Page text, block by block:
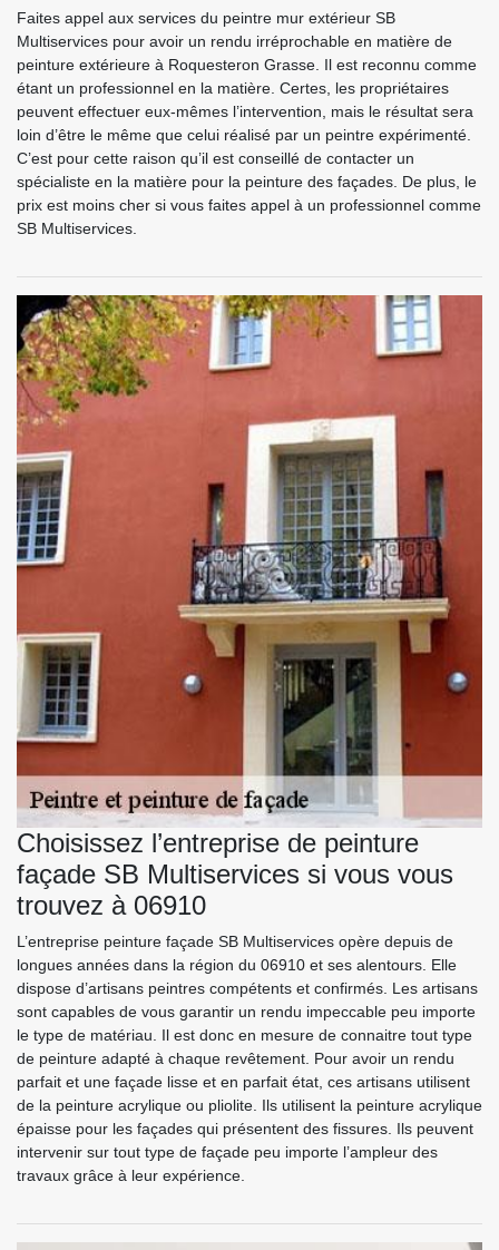
Faites appel aux services du peintre mur extérieur SB
Multiservices pour avoir un rendu irréprochable en matière de
peinture extérieure à Roquesteron Grasse. Il est reconnu comme
étant un professionnel en la matière. Certes, les propriétaires
peuvent effectuer eux-mêmes l’intervention, mais le résultat sera
loin d’être le même que celui réalisé par un peintre expérimenté.
C’est pour cette raison qu’il est conseillé de contacter un
spécialiste en la matière pour la peinture des façades. De plus, le
prix est moins cher si vous faites appel à un professionnel comme
SB Multiservices.
Choisissez l’entreprise de peinture
façade SB Multiservices si vous vous
trouvez à 06910
L’entreprise peinture façade SB Multiservices opère depuis de
longues années dans la région du 06910 et ses alentours. Elle
dispose d’artisans peintres compétents et confirmés. Les artisans
sont capables de vous garantir un rendu impeccable peu importe
le type de matériau. Il est donc en mesure de connaitre tout type
de peinture adapté à chaque revêtement. Pour avoir un rendu
parfait et une façade lisse et en parfait état, ces artisans utilisent
de la peinture acrylique ou pliolite. Ils utilisent la peinture acrylique
épaisse pour les façades qui présentent des fissures. Ils peuvent
intervenir sur tout type de façade peu importe l’ampleur des
travaux grâce à leur expérience.